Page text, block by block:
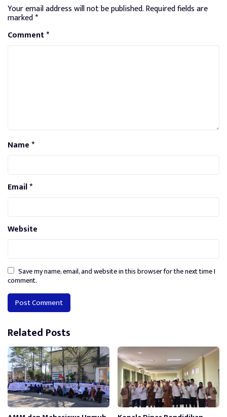
Your email address will not be published.Required fields are
marked*
Comment*
Name*
Email*
Website
Save my name, email, and website in this browser for the next time I
comment.
Alternative:
Related Posts